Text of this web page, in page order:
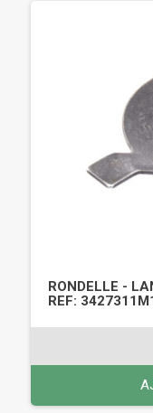
RONDELLE -
REF: